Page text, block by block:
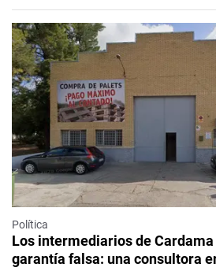
Política
Los intermediarios de
garantía falsa: una consultora